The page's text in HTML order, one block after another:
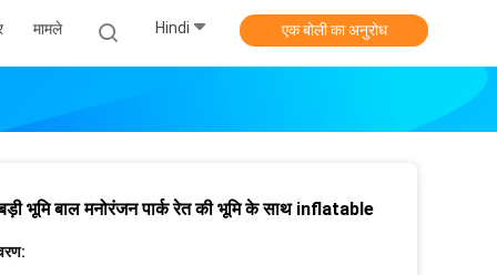
मामले Hindi एक बोली का अनुरोध
भूमि बाल मनोरंजन पार्क रेत की भूमि के साथ inflatable